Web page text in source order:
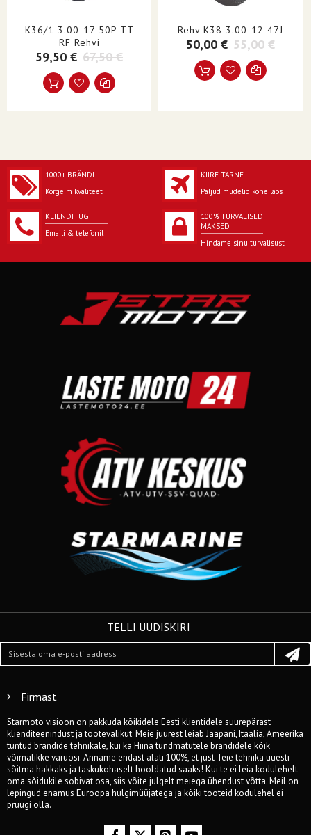
K36/1 3.00-17 50P TT
RF Rehvi
59,50 € 67,50 €
Rehv K38 3.00-12 47J
50,00 € 55,00 €
1000+ BRÄNDI
Kõrgeim kvaliteet
KIIRE TARNE
Paljud mudelid kohe laos
KLIENDITUGI
Emaili & telefonil
100% TURVALISED
MAKSED
Hindame sinu turvalisust
TELLI UUDISKIRI
Firmast
Starmoto visioon on pakkuda kõikidele Eesti klientidele suurepärast
klienditeenindust ja tootevalikut. Meie juurest leiab Jaapani, Itaalia, Ameerika
tuntud brändide tehnikale, kui ka Hiina tundmatutele brändidele kõik
võimalikke varuosi. Anname endast alati 100%, et just Teie tehnika uuesti
sõitma hakkaks ja taskukohaselt hooldatud saaks! Kui te ei leia kodulehelt
oma sõidukile sobivat osa, siis võite julgelt meiega ühendust võtta. Meil on
lepingud enamus Euroopa hulgimüüjatega ja kõiki tooteid kodulehel ei
pruugi olla.